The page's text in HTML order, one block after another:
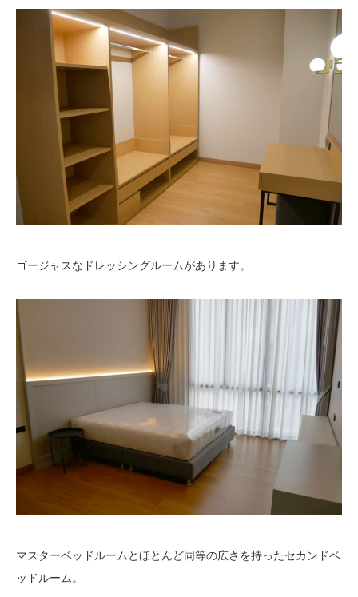
ゴージャスなドレッシングルームがあります。
マスターベッドルームとほとんど同等の広さを持ったセカンドベ
ッドルーム。